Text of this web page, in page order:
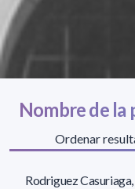
Nombre de la
Ordenar
Rodriguez